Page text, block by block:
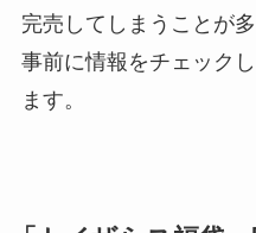
完売してしまうことが多
事前に情報をチェック
ます。